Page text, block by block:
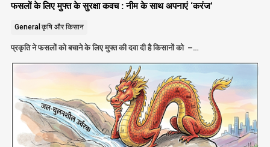
फसलों के लिए मुफ्त के सुरक्षा कवच : नीम के साथ अपनाएं ‘करंज’
General कृषि और किसान
प्रकृति ने फसलों को बचाने के लिए मुफ्त की दवा दी है किसानों को –…